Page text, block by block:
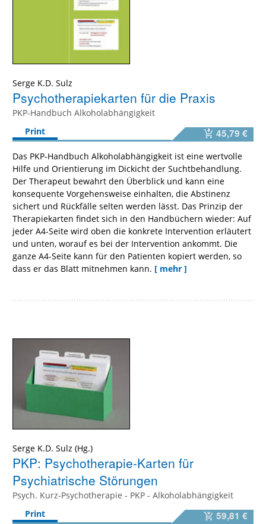
Serge K.D. Sulz
Psychotherapiekarten für die Praxis
PKP-Handbuch Alkoholabhängigkeit
Print
45,79 €
Das PKP-Handbuch Alkoholabhängigkeit ist eine wertvolle
Hilfe und Orientierung im Dickicht der Suchtbehandlung.
Der Therapeut bewahrt den Überblick und kann eine
konsequente Vorgehensweise einhalten, die Abstinenz
sichert und Rückfälle selten werden lässt. Das Prinzip der
Therapiekarten findet sich in den Handbüchern wieder: Auf
jeder A4-Seite wird oben die konkrete Intervention erläutert
und unten, worauf es bei der Intervention ankommt. Die
ganze A4-Seite kann für den Patienten kopiert werden, so
dass er das Blatt mitnehmen kann. [ mehr ]
Serge K.D. Sulz
PKP: Psychotherapie-Karten für
Psychiatrische Störungen
Psych. Kurz-Psychotherapie - PKP - Alkoholabhängigkeit
Print
59,81 €